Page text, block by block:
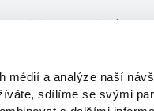
médií a analýze naší
sdílíme se svými
osobních údajů